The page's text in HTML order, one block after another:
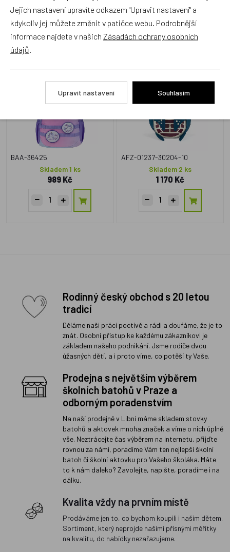
Alternativní zboží
BAAGL Batoh Buddy Hello
BAA-36425
Skladem 1 ks
989 Kč
AFZ-01237-30204-10
Skladem 2 ks
1 170 Kč
Rodinný český obchod s 20 letou
tradicí
Děláme naši práci poctivě a rádi a doufáme, že je to
znát. Osobní přístup ke každému zákazníkovi je
základem našeho podnikání. Jsme rodiče dvou
úžasných dětí, a i proto víme, co potěší ty Vaše.
Prodejna s největším výběrem
školních batohů v Praze a
odborným poradenstvím
Na naší prodejně v Libni máme skladem stovky
batohů a aktovek mnoha značek a víme o nich úplně
vše. Neztrácejte čas výběrem na internetu, přijďte
rovnou za námi, poradíme Vám ten nejlepší školní
batoh či školní aktovku pro Vašeho školáka. Máte
to k nám daleko? Zavolejte, napište, poradíme i na
dálku.
Kvalita vždy na prvním místě
Prodáváme jen to, co bychom koupili i našim dětem.
Sortiment, který neprojde našimi přísnými měřítky
na kvalitu, do nabídky nezařazujeme.
Jejich nastavení upravíte odkazem "Upravit nastavení" a
kdykoliv jej můžete změnit v patičce webu. Podrobnější
informace najdete v našich Zásadách ochrany osobních
údajů
Upravit nastavení Souhlasím